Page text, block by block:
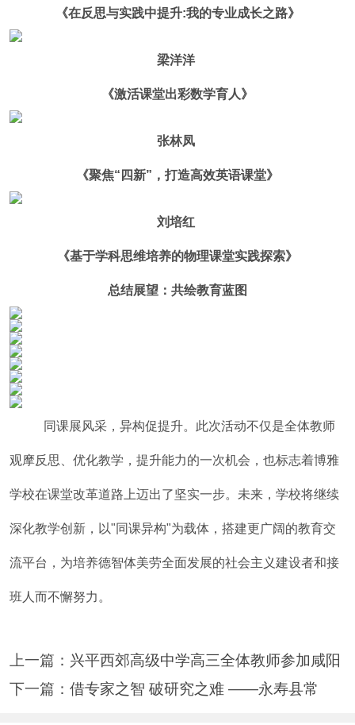
《在反思与实践中提升:我的专业成长之路》
梁洋洋
《激活课堂出彩数学育人》
张林凤
《聚焦“四新”，打造高效英语课堂》
刘培红
《基于学科思维培养的物理课堂实践探索》
总结展望：共绘教育蓝图
同课展风采，异构促提升。此次活动不仅是全体教师
观摩反思、优化教学，提升能力的一次机会，也标志着博雅
学校在课堂改革道路上迈出了坚实一步。未来，学校将继续
深化教学创新，以"同课异构"为载体，搭建更广阔的教育交
流平台，为培养德智体美劳全面发展的社会主义建设者和接
班人而不懈努力。
上一篇： 兴平西郊高级中学高三全体教师参加咸阳
下一篇： 借专家之智 破研究之难 ——永寿县常